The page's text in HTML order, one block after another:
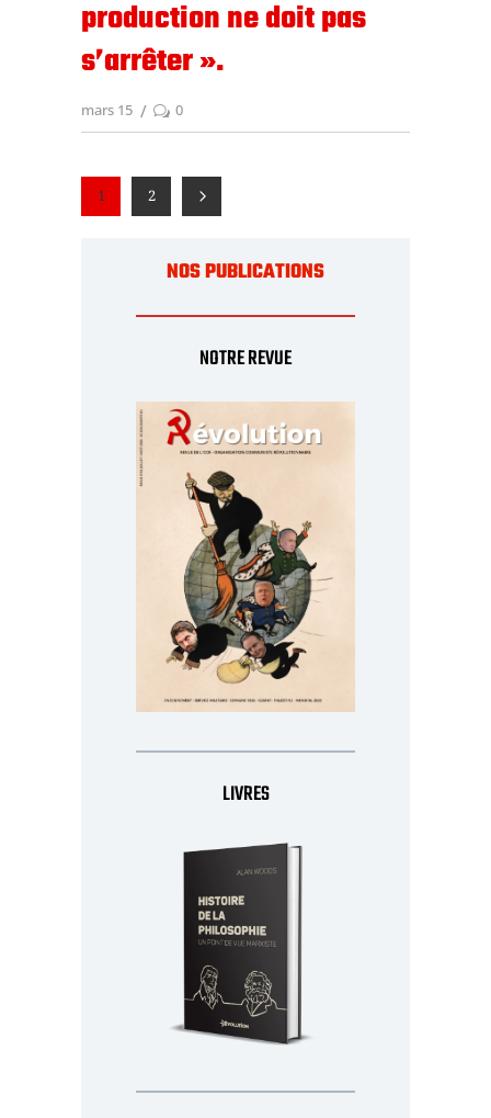
production ne doit pas
s’arrêter ».
mars 15 0
1 2
NOS PUBLICATIONS
NOTRE REVUE
LIVRES